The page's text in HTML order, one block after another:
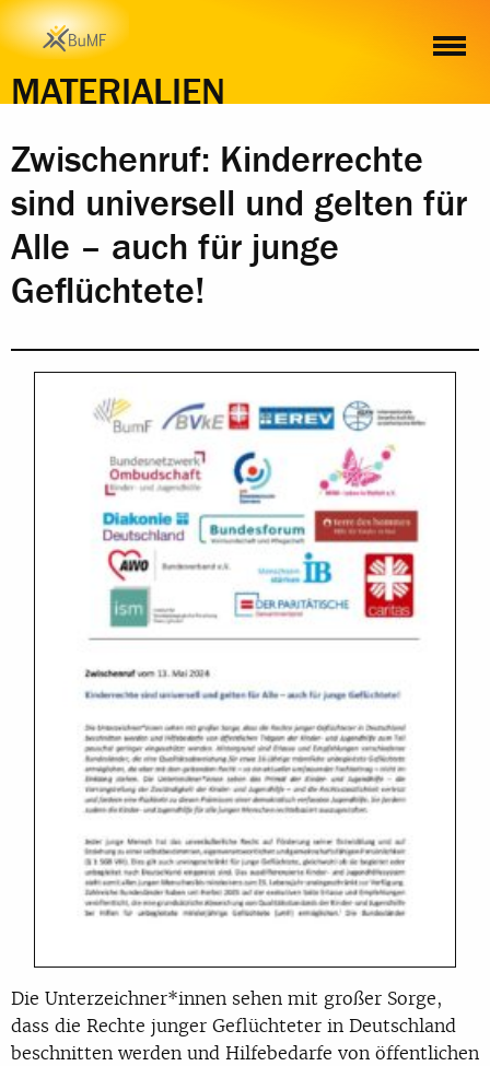
MATERIALIEN
INHALT
Zwischenruf: Kinderrechte
sind universell und gelten für
Alle – auch für junge
Geflüchtete!
Die Unterzeichner*innen sehen mit großer Sorge,
dass die Rechte junger Geflüchteter in Deutschland
beschnitten werden und Hilfebedarfe von öffentlichen